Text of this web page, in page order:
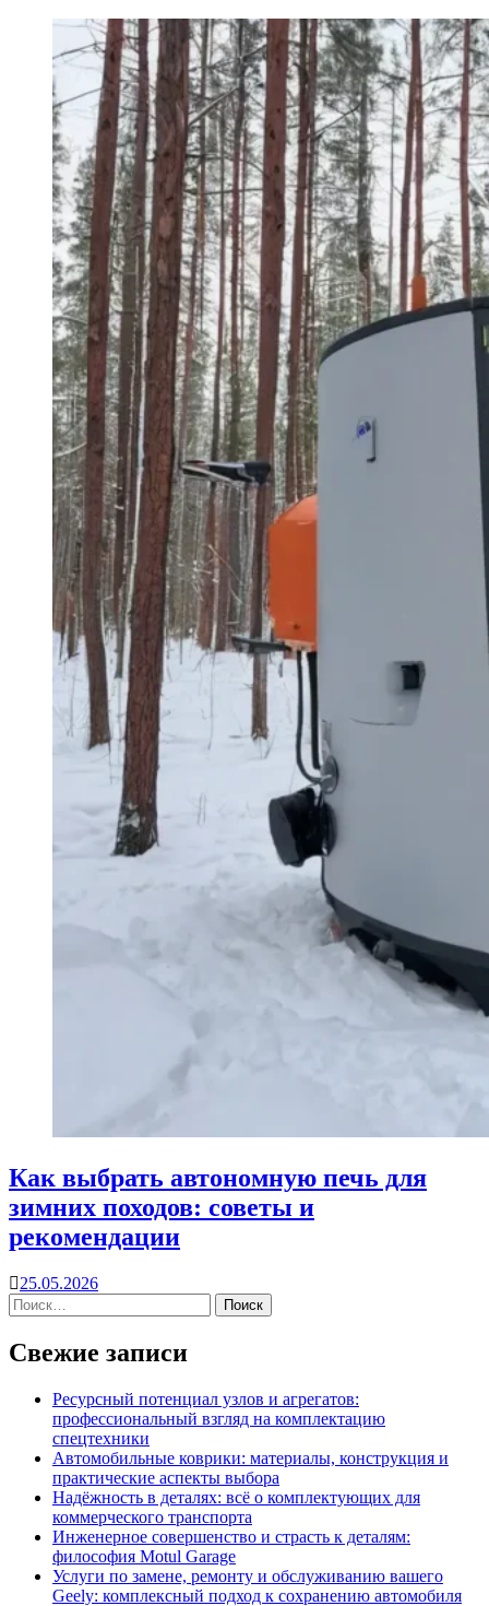
Как выбрать автономную печь для
зимних походов: советы и
рекомендации
25.05.2026
Свежие записи
Ресурсный потенциал узлов и агрегатов:
профессиональный взгляд на комплектацию
спецтехники
Автомобильные коврики: материалы, конструкция и
практические аспекты выбора
Надёжность в деталях: всё о комплектующих для
коммерческого транспорта
Инженерное совершенство и страсть к деталям:
философия Motul Garage
Услуги по замене, ремонту и обслуживанию вашего
Geely: комплексный подход к сохранению автомобиля